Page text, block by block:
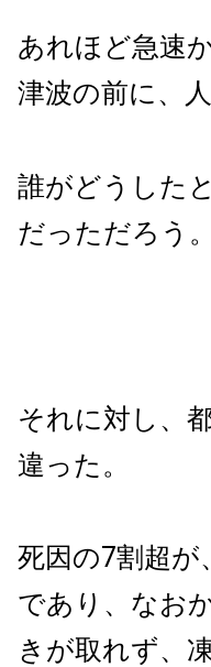
あれほど急速
津波の前に、
誰がどうした
だっただろう。
それに対し、
違った。
死因の7割超が
であり、なお
きが取れず、